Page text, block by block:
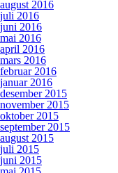
august 2016
juli 2016
juni 2016
mai 2016
april 2016
mars 2016
februar 2016
januar 2016
desember 2015
november 2015
oktober 2015
september 2015
august 2015
juli 2015
juni 2015